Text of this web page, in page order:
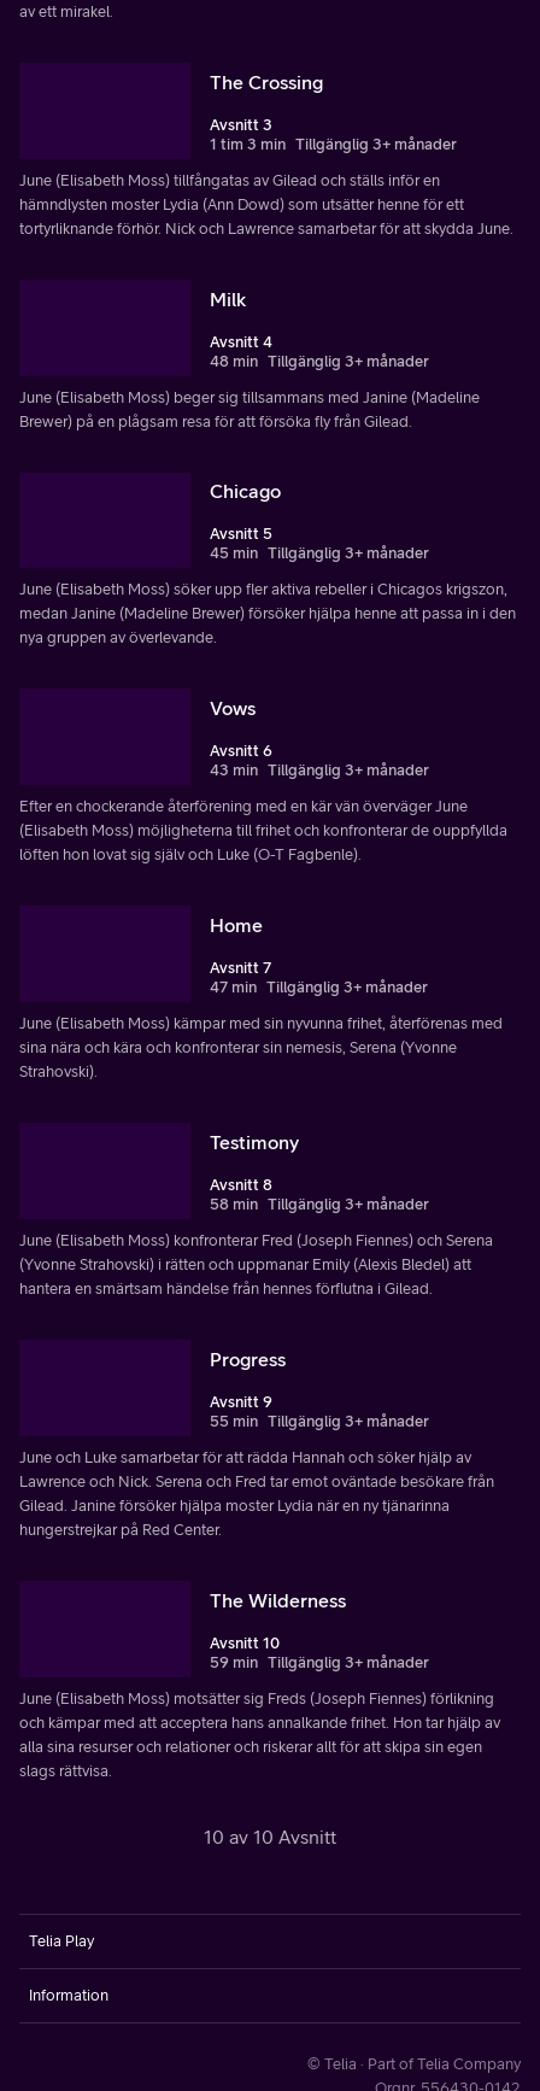
av ett mirakel.
The Crossing
Avsnitt 3
1 tim 3 min Tillgänglig 3+ månader
June (Elisabeth Moss) tillfångatas av Gilead och ställs inför en
hämndlysten moster Lydia (Ann Dowd) som utsätter henne för ett
tortyrliknande förhör. Nick och Lawrence samarbetar för att skydda June.
Milk
Avsnitt 4
48 min Tillgänglig 3+ månader
June (Elisabeth Moss) beger sig tillsammans med Janine (Madeline
Brewer) på en plågsam resa för att försöka fly från Gilead.
Chicago
Avsnitt 5
45 min Tillgänglig 3+ månader
June (Elisabeth Moss) söker upp fler aktiva rebeller i Chicagos krigszon,
medan Janine (Madeline Brewer) försöker hjälpa henne att passa in i den
nya gruppen av överlevande.
Vows
Avsnitt 6
43 min Tillgänglig 3+ månader
Efter en chockerande återförening med en kär vän överväger June
(Elisabeth Moss) möjligheterna till frihet och konfronterar de ouppfyllda
löften hon lovat sig själv och Luke (O-T Fagbenle).
Home
Avsnitt 7
47 min Tillgänglig 3+ månader
June (Elisabeth Moss) kämpar med sin nyvunna frihet, återförenas med
sina nära och kära och konfronterar sin nemesis, Serena (Yvonne
Strahovski).
Testimony
Avsnitt 8
58 min Tillgänglig 3+ månader
June (Elisabeth Moss) konfronterar Fred (Joseph Fiennes) och Serena
(Yvonne Strahovski) i rätten och uppmanar Emily (Alexis Bledel) att
hantera en smärtsam händelse från hennes förflutna i Gilead.
Progress
Avsnitt 9
55 min Tillgänglig 3+ månader
June och Luke samarbetar för att rädda Hannah och söker hjälp av
Lawrence och Nick. Serena och Fred tar emot oväntade besökare från
Gilead. Janine försöker hjälpa moster Lydia när en ny tjänarinna
hungerstrejkar på Red Center.
The Wilderness
Avsnitt 10
59 min Tillgänglig 3+ månader
June (Elisabeth Moss) motsätter sig Freds (Joseph Fiennes) förlikning
och kämpar med att acceptera hans annalkande frihet. Hon tar hjälp av
alla sina resurser och relationer och riskerar allt för att skipa sin egen
slags rättvisa.
10 av 10 Avsnitt
Telia Play
Information
© Telia · Part of Telia Company